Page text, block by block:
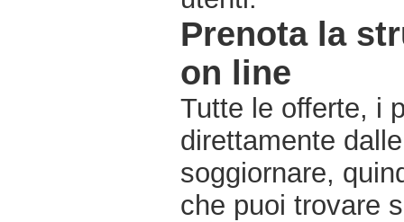
Prenota la
on line
Tutte le offerte, i
direttamente
soggiornare,
che puoi trovare